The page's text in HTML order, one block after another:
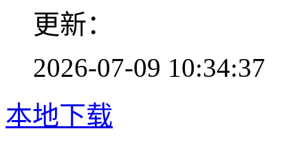
更新：
2026-07-09 10:34:37
本地下载